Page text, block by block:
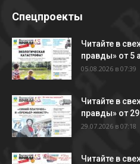
Спецпроекты
Читайте в
правды» от 5
05.08.2026 в 07:39
Читайте в
правды» от
29.07.2026 в 07:18
Читайте в